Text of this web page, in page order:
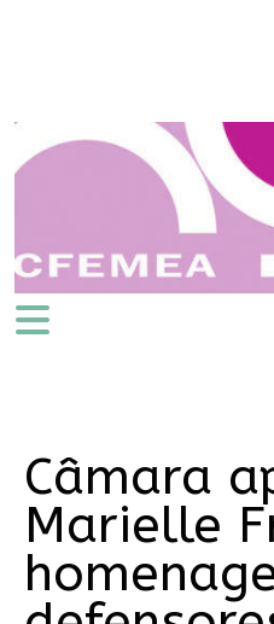
Câmara
Marielle